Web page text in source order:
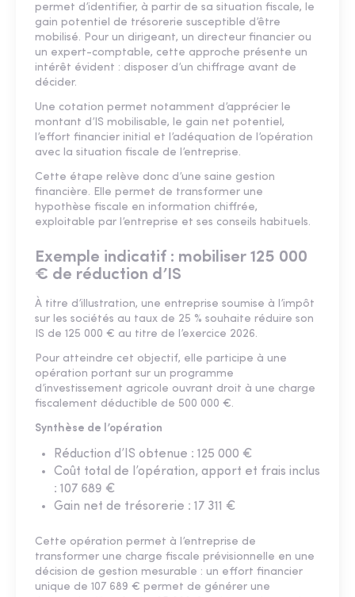
permet d’identifier, à partir de sa situation fiscale, le
gain potentiel de trésorerie susceptible d’être
mobilisé. Pour un dirigeant, un directeur financier ou
un expert-comptable, cette approche présente un
intérêt évident : disposer d’un chiffrage avant de
décider.
Une cotation permet notamment d’apprécier le
montant d’IS mobilisable, le gain net potentiel,
l’effort financier initial et l’adéquation de l’opération
avec la situation fiscale de l’entreprise.
Cette étape relève donc d’une saine gestion
financière. Elle permet de transformer une
hypothèse fiscale en information chiffrée,
exploitable par l’entreprise et ses conseils habituels.
Exemple indicatif : mobiliser 125 000
€ de réduction d’IS
À titre d’illustration, une entreprise soumise à l’impôt
sur les sociétés au taux de 25 % souhaite réduire son
IS de 125 000 € au titre de l’exercice 2026.
Pour atteindre cet objectif, elle participe à une
opération portant sur un programme
d’investissement agricole ouvrant droit à une charge
fiscalement déductible de 500 000 €.
Synthèse de l’opération
Réduction d’IS obtenue : 125 000 €
Coût total de l’opération, apport et frais inclus
: 107 689 €
Gain net de trésorerie : 17 311 €
Cette opération permet à l’entreprise de
transformer une charge fiscale prévisionnelle en une
décision de gestion mesurable : un effort financier
unique de 107 689 € permet de générer une